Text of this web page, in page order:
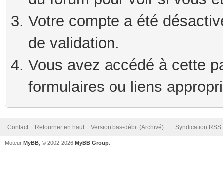
Votre compte a été
de validation.
Vous avez accédé à cette
formulaires ou liens
Contact Retourner en haut Version bas-débit (Archivé) Syndication RSS
Moteur MyBB , © 2002-2026 MyBB Group